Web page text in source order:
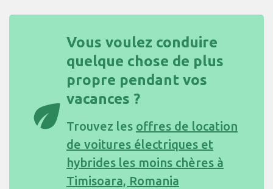
eco
Vous voulez conduire
quelque chose de plus
propre pendant vos
vacances ?
Trouvez les offres de location
de voitures électriques et
hybrides les moins chères à
Timisoara, Romania